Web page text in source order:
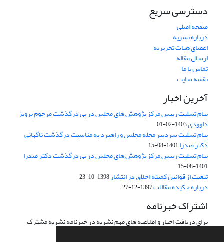
دسترسی سریع
صفحه اصلی
درباره نشریه
اعضای هیات تحریریه
ارسال مقاله
تماس با ما
نقشه سایت
آخرین اخبار
پیام تسلیت رییس مرکز پژوهش های مجلس در پی درگذشت مرحوم پرویز
داوودی1403-02-01
پیام تسلیت سردبیر مجله مجلس و راهبرد به مناسبت درگذشت ناگهانی
دکتر صدرا1401-08-15
پیام تسلیت رییس مرکز پژوهش های مجلس در پی درگذشت دکتر صدرا
1401-08-15
تبعیت از قوانین کمیته اخلاق در انتشار1398-10-23
درباره چکیده مقالات1397-12-27
اشتراک خبرنامه
برای دریافت اخبار و اطلاعیه های مهم نشریه در خبرنامه نشریه مشترک